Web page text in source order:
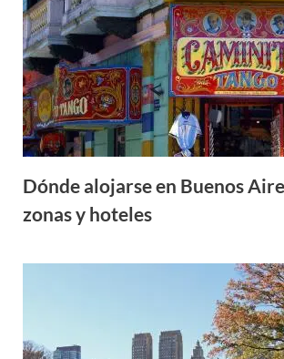
Dónde alojarse en Buenos
zonas y hoteles